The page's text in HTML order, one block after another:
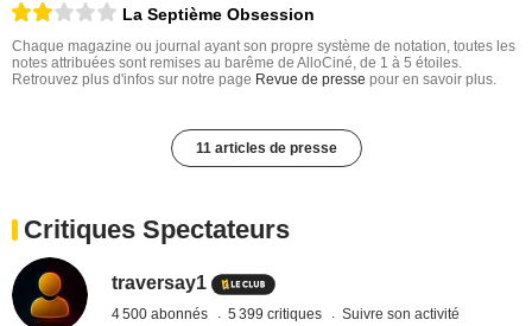
La Septième Obsession
Chaque magazine ou journal ayant son propre système de notation, toutes les
notes attribuées sont remises au barême de AlloCiné, de 1 à 5 étoiles.
Retrouvez plus d'infos sur notre page Revue de presse pour en savoir plus.
11 articles de presse
Critiques Spectateurs
traversay1
4 500 abonnés 5 399 critiques Suivre son activité